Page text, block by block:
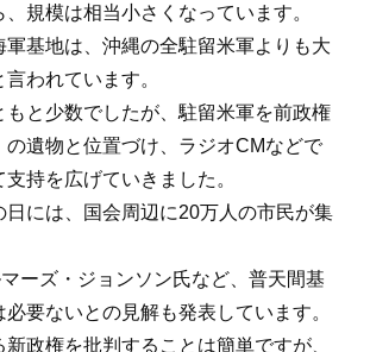
規模は相当小さくなっています。
基地は、沖縄の全駐留米軍よりも大
われています。
もと少数でしたが、駐留米軍を前政権
の遺物と位置づけ、ラジオCMなどで
持を広げていきました。
日には、国会周辺に20万人の市民が集
ーズ・ジョンソン氏など、普天間基
要ないとの見解も発表しています。
政権を批判することは簡単ですが、